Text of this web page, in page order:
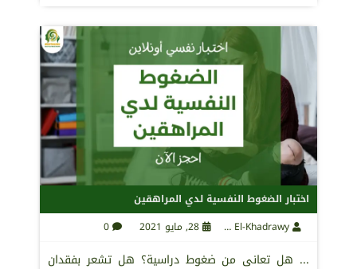
اختبار الضغوط النفسية لدي المراهقين
28, مايو 2021 0
... هل تعانى من ضغوط دراسية؟ هل تشعر بفقدان